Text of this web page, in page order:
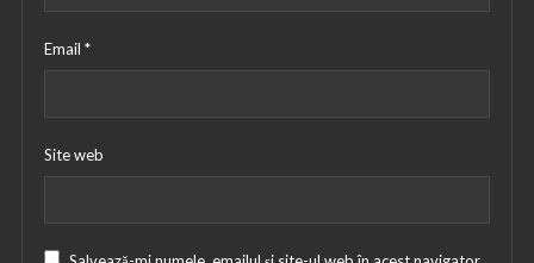
Email *
Site web